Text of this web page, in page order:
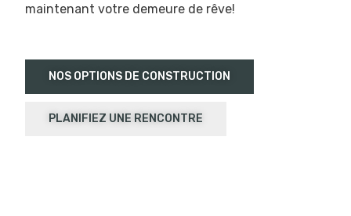
maintenant votre demeure de rêve!
NOS OPTIONS DE CONSTRUCTION
PLANIFIEZ UNE RENCONTRE